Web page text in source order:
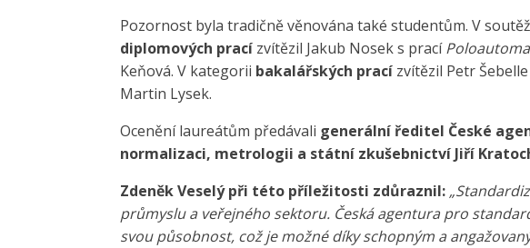
Pozornost byla tradičně věnována také studentům. V
diplomových prací zvítězil Jakub Nosek s prací
Keňová. V kategorii bakalářských prací zvítězil Petr
Martin Lysek.
Ocenění laureátům předávali generální ředitel České
normalizaci, metrologii a státní zkušebnictví Jiří
Zdeněk Veselý při této příležitosti zdůraznil:
průmyslu a veřejného sektoru. Česká agentura pro
svou působnost, což je možné díky schopným a